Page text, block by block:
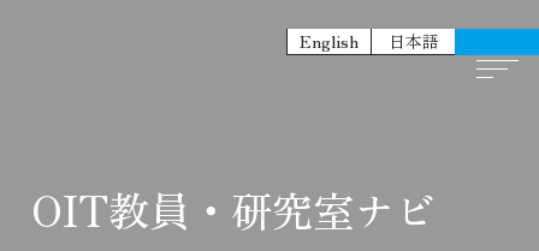
English 日本語
OIT教員・研究室ナビ